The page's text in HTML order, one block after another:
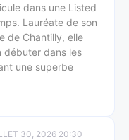
dans une Listed
Lauréate de son
de Chantilly, elle
dans les
une superbe
30, 2026 20:30